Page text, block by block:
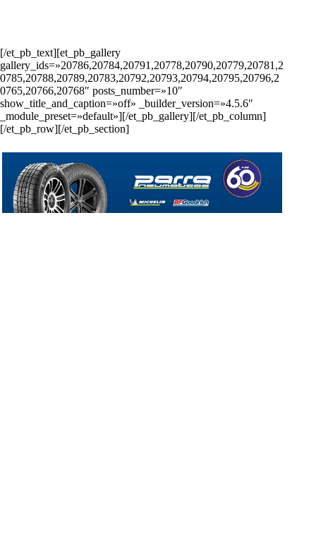
[/et_pb_text][et_pb_gallery
gallery_ids=»20786,20784,20791,20778,20790,20779,20781,2
0785,20788,20789,20783,20792,20793,20794,20795,20796,2
0765,20766,20768″ posts_number=»10″
show_title_and_caption=»off» _builder_version=»4.5.6″
_module_preset=»default»][/et_pb_gallery][/et_pb_column]
[/et_pb_row][/et_pb_section]